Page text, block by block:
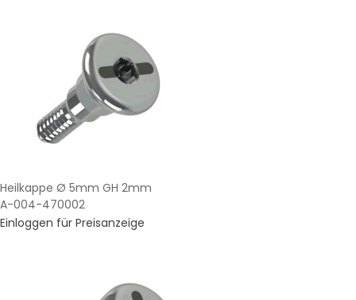
Heilkappe Ø 5mm GH 2mm
A-004-470002
Einloggen für Preisanzeige